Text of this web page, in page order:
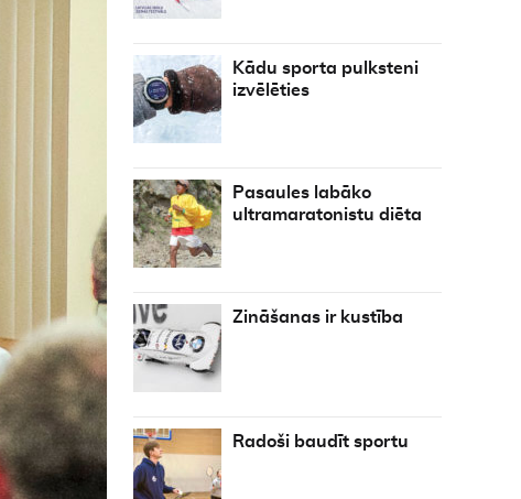
Kādu sporta pulksteni
izvēlēties
Pasaules labāko
ultramaratonistu diēta
Zināšanas ir kustība
Radoši baudīt sportu